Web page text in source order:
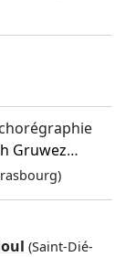
chorégraphie
Gruwez…
(Saint-Dié-